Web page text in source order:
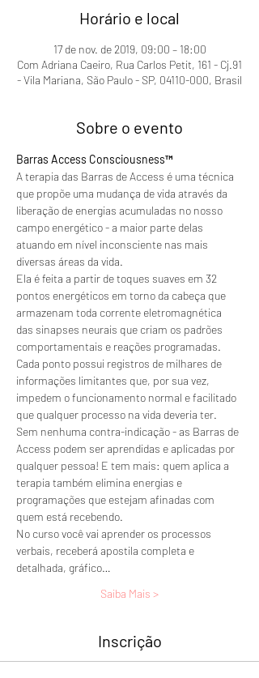
Horário e local
17 de nov. de 2019, 09:00 – 18:00
Com Adriana Caeiro, Rua Carlos Petit, 161 - Cj.91
- Vila Mariana, São Paulo - SP, 04110-000, Brasil
Sobre o evento
Barras Access Consciousness™
A terapia das Barras de Access é uma técnica
que propõe uma mudança de vida através da
liberação de energias acumuladas no nosso
campo energético - a maior parte delas
atuando em nível inconsciente nas mais
diversas áreas da vida.
Ela é feita a partir de toques suaves em 32
pontos energéticos em torno da cabeça que
armazenam toda corrente eletromagnética
das sinapses neurais que criam os padrões
comportamentais e reações programadas.
Cada ponto possui registros de milhares de
informações limitantes que, por sua vez,
impedem o funcionamento normal e facilitado
que qualquer processo na vida deveria ter.
Sem nenhuma contra-indicação - as Barras de
Access podem ser aprendidas e aplicadas por
qualquer pessoa! E tem mais: quem aplica a
terapia também elimina energias e
programações que estejam afinadas com
quem está recebendo.
No curso você vai aprender os processos
verbais, receberá apostila completa e
detalhada, gráfico…
Saiba Mais >
Inscrição